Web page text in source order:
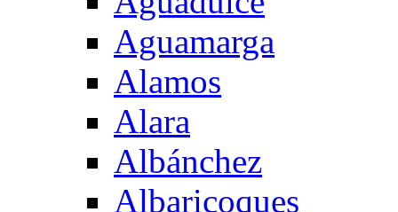
Aguamarga
Alamos
Alara
Albánchez
Albaricoques